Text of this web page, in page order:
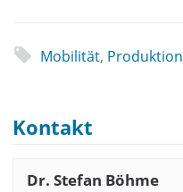
Mobilität, Produktion
Kontakt
Dr. Stefan Böhme